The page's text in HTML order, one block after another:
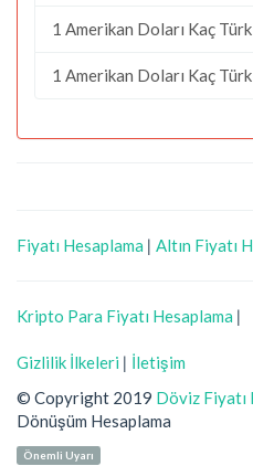
1 Amerikan Doları Kaç
1 Amerikan Doları Kaç
Fiyatı Hesaplama | Altın Fiyatı
Kripto Para Fiyatı Hesaplama |
Gizlilik İlkeleri | İletişim
© Copyright 2019 Döviz Fiyatı
Dönüşüm Hesaplama
Önemli Uyarı